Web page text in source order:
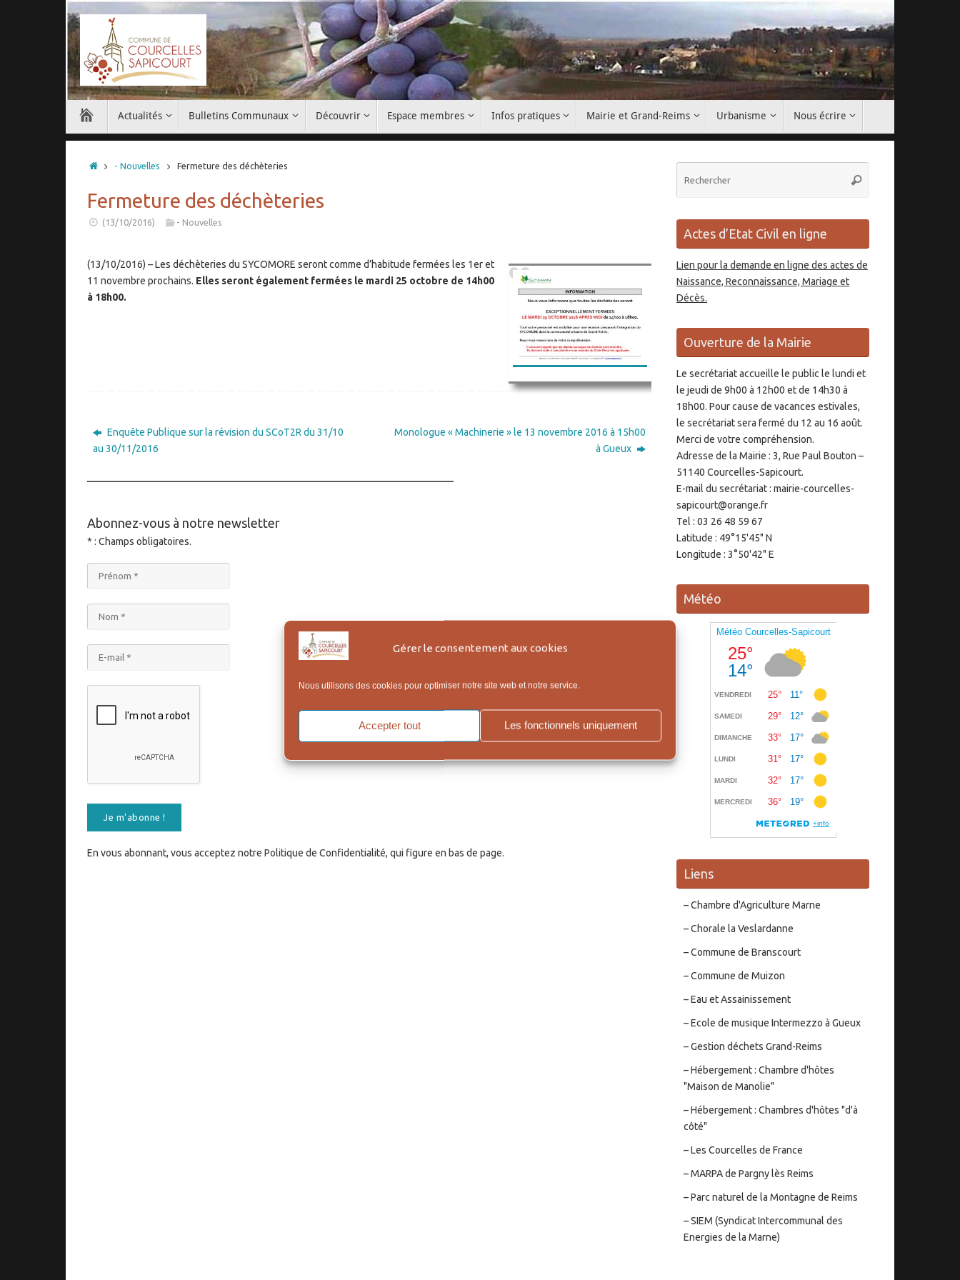
Gérer le consentement aux cookies
Nous utilisons des cookies pour optimiser notre site web et notre service.
Accepter tout Les fonctionnels uniquement
Passer
contenu
Actualités Bulletins Communaux Découvrir Espace membres Infos pratiques Mairie et Grand-Reims Urbanisme Nous écrire
Accueil- Nouvelles Fermeture des déchèteries
Fermeture des déchèteries
(13/10/2016) - Nouvelles
(13/10/2016) – Les déchèteries du SYCOMORE seront comme d’habitude fermées les 1er et
11 novembre prochains. Elles seront également fermées le mardi 25 octobre de 14h00
à 18h00.
Enquête Publique sur la révision du SCoT2R du 31/10
au 30/11/2016
Monologue « Machinerie » le 13 novembre 2016 à 15h00
à Gueux
Abonnez-vous à notre newsletter
* : Champs obligatoires.
En vous abonnant, vous acceptez notre Politique de Confidentialité, qui figure en bas de page.
Rechercher
Actes d’Etat Civil en ligne
Lien pour la demande en ligne des actes de
Naissance, Reconnaissance, Mariage et
Décès.
Ouverture de la Mairie
Le secrétariat accueille le public le lundi et
le jeudi de 9h00 à 12h00 et de 14h30 à
18h00. Pour cause de vacances estivales,
le secrétariat sera fermé du 12 au 16 août.
Merci de votre compréhension.
Adresse de la Mairie : 3, Rue Paul Bouton –
51140 Courcelles-Sapicourt.
E-mail du secrétariat : mairie-courcelles-
sapicourt@orange.fr
Tel : 03 26 48 59 67
Latitude : 49°15'45" N
Longitude : 3°50'42" E
Météo
Liens
– Chambre d'Agriculture Marne
– Chorale la Veslardanne
– Commune de Branscourt
– Commune de Muizon
– Eau et Assainissement
– Ecole de musique Intermezzo à Gueux
– Gestion déchets Grand-Reims
– Hébergement : Chambre d'hôtes
"Maison de Manolie"
– Hébergement : Chambres d'hôtes "d'à
côté"
– Les Courcelles de France
– MARPA de Pargny lès Reims
– Parc naturel de la Montagne de Reims
– SIEM (Syndicat Intercommunal des
Energies de la Marne)